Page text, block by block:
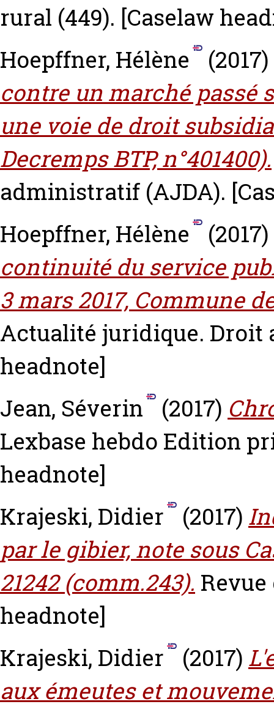
rural (449). [Caselaw
Hoepffner, Hélène
(2017)
contre un marché passé
une voie de droit
Decremps BTP, n°401400).
administratif (AJDA).
Hoepffner, Hélène
(2017)
continuité du service
3 mars 2017, Commune
Actualité juridique.
headnote]
Jean, Séverin
(2017)
Lexbase hebdo Edition
headnote]
Krajeski, Didier
(2017)
par le gibier, note sous
21242 (comm.243).
headnote]
Krajeski, Didier
(2017)
aux émeutes et